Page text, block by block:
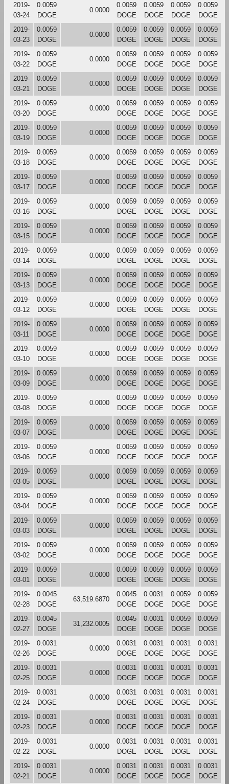
2019-
03-24
0.0059
DOGE
0.0000
0.0059
DOGE
0.0059
DOGE
0.0059
DOGE
0.0059
DOGE
2019-
03-23
0.0059
DOGE
0.0000
0.0059
DOGE
0.0059
DOGE
0.0059
DOGE
0.0059
DOGE
2019-
03-22
0.0059
DOGE
0.0000
0.0059
DOGE
0.0059
DOGE
0.0059
DOGE
0.0059
DOGE
2019-
03-21
0.0059
DOGE
0.0000
0.0059
DOGE
0.0059
DOGE
0.0059
DOGE
0.0059
DOGE
2019-
03-20
0.0059
DOGE
0.0000
0.0059
DOGE
0.0059
DOGE
0.0059
DOGE
0.0059
DOGE
2019-
03-19
0.0059
DOGE
0.0000
0.0059
DOGE
0.0059
DOGE
0.0059
DOGE
0.0059
DOGE
2019-
03-18
0.0059
DOGE
0.0000
0.0059
DOGE
0.0059
DOGE
0.0059
DOGE
0.0059
DOGE
2019-
03-17
0.0059
DOGE
0.0000
0.0059
DOGE
0.0059
DOGE
0.0059
DOGE
0.0059
DOGE
2019-
03-16
0.0059
DOGE
0.0000
0.0059
DOGE
0.0059
DOGE
0.0059
DOGE
0.0059
DOGE
2019-
03-15
0.0059
DOGE
0.0000
0.0059
DOGE
0.0059
DOGE
0.0059
DOGE
0.0059
DOGE
2019-
03-14
0.0059
DOGE
0.0000
0.0059
DOGE
0.0059
DOGE
0.0059
DOGE
0.0059
DOGE
2019-
03-13
0.0059
DOGE
0.0000
0.0059
DOGE
0.0059
DOGE
0.0059
DOGE
0.0059
DOGE
2019-
03-12
0.0059
DOGE
0.0000
0.0059
DOGE
0.0059
DOGE
0.0059
DOGE
0.0059
DOGE
2019-
03-11
0.0059
DOGE
0.0000
0.0059
DOGE
0.0059
DOGE
0.0059
DOGE
0.0059
DOGE
2019-
03-10
0.0059
DOGE
0.0000
0.0059
DOGE
0.0059
DOGE
0.0059
DOGE
0.0059
DOGE
2019-
03-09
0.0059
DOGE
0.0000
0.0059
DOGE
0.0059
DOGE
0.0059
DOGE
0.0059
DOGE
2019-
03-08
0.0059
DOGE
0.0000
0.0059
DOGE
0.0059
DOGE
0.0059
DOGE
0.0059
DOGE
2019-
03-07
0.0059
DOGE
0.0000
0.0059
DOGE
0.0059
DOGE
0.0059
DOGE
0.0059
DOGE
2019-
03-06
0.0059
DOGE
0.0000
0.0059
DOGE
0.0059
DOGE
0.0059
DOGE
0.0059
DOGE
2019-
03-05
0.0059
DOGE
0.0000
0.0059
DOGE
0.0059
DOGE
0.0059
DOGE
0.0059
DOGE
2019-
03-04
0.0059
DOGE
0.0000
0.0059
DOGE
0.0059
DOGE
0.0059
DOGE
0.0059
DOGE
2019-
03-03
0.0059
DOGE
0.0000
0.0059
DOGE
0.0059
DOGE
0.0059
DOGE
0.0059
DOGE
2019-
03-02
0.0059
DOGE
0.0000
0.0059
DOGE
0.0059
DOGE
0.0059
DOGE
0.0059
DOGE
2019-
03-01
0.0059
DOGE
0.0000
0.0059
DOGE
0.0059
DOGE
0.0059
DOGE
0.0059
DOGE
2019-
02-28
0.0045
DOGE
63,519.6870
0.0045
DOGE
0.0031
DOGE
0.0059
DOGE
0.0059
DOGE
2019-
02-27
0.0045
DOGE
31,232.0005
0.0045
DOGE
0.0031
DOGE
0.0059
DOGE
0.0059
DOGE
2019-
02-26
0.0031
DOGE
0.0000
0.0031
DOGE
0.0031
DOGE
0.0031
DOGE
0.0031
DOGE
2019-
02-25
0.0031
DOGE
0.0000
0.0031
DOGE
0.0031
DOGE
0.0031
DOGE
0.0031
DOGE
2019-
02-24
0.0031
DOGE
0.0000
0.0031
DOGE
0.0031
DOGE
0.0031
DOGE
0.0031
DOGE
2019-
02-23
0.0031
DOGE
0.0000
0.0031
DOGE
0.0031
DOGE
0.0031
DOGE
0.0031
DOGE
2019-
02-22
0.0031
DOGE
0.0000
0.0031
DOGE
0.0031
DOGE
0.0031
DOGE
0.0031
DOGE
2019-
02-21
0.0031
DOGE
0.0000
0.0031
DOGE
0.0031
DOGE
0.0031
DOGE
0.0031
DOGE